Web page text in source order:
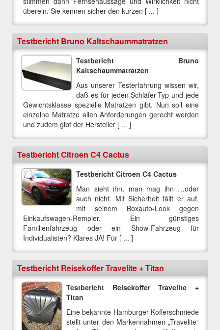
überein. Sie kennen sicher den kurzen [ ... ]
Testbericht Bruno Kaltschaummatratzen
Testbericht Bruno
Kaltschaummatratzen
Aus unserer Testerfahrung wissen wir,
daß es für jeden Schläfer-Typ und jede
Gewichtsklasse spezielle Matratzen gibt. Nun soll eine
einzelne Matratze allen Anforderungen gerecht werden
und zudem gibt der Hersteller [ ... ]
Testbericht Citroen C4 Cactus
Testbericht Citroen C4 Cactus
Man sieht ihn, man mag ihn …oder
auch nicht. Mit Sicherheit fällt er auf,
mit seinem Boxauto-Look gegen
Einkaufswagen-Rempler. Ein günstiges
Familienfahrzeug oder ein Show-Fahrzeug für
Individualisten? Klares JA! Für [ ... ]
Testbericht Reisekoffer Travelite + Titan
Testbericht Reisekoffer Travelite +
Titan
Eine bekannte Hamburger Kofferschmiede
stellt unter den Markennahmen „Travelite“